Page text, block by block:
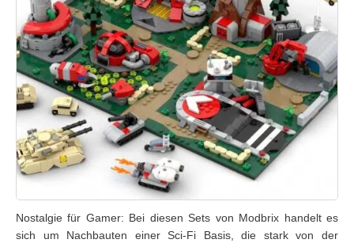
Nostalgie für Gamer: Bei diesen Sets von Modbrix handelt es
sich um Nachbauten einer Sci-Fi Basis, die stark von der